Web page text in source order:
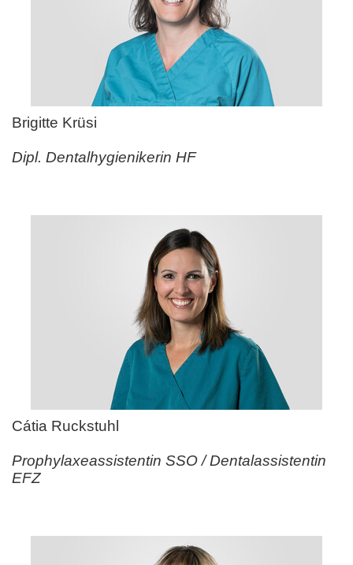
Brigitte Krüsi
Dipl. Dentalhygienikerin HF
Cátia Ruckstuhl
Prophylaxeassistentin SSO / Dentalassistentin
EFZ